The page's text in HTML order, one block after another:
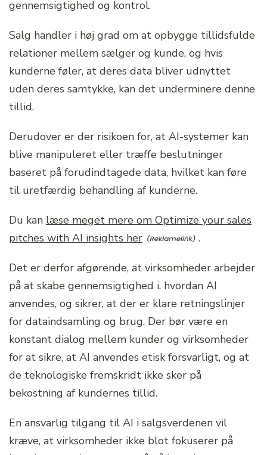
gennemsigtighed og kontrol.
Salg handler i høj grad om at opbygge tillidsfulde
relationer mellem sælger og kunde, og hvis
kunderne føler, at deres data bliver udnyttet
uden deres samtykke, kan det underminere denne
tillid.
Derudover er der risikoen for, at AI-systemer kan
blive manipuleret eller træffe beslutninger
baseret på forudindtagede data, hvilket kan føre
til uretfærdig behandling af kunderne.
Du kan læse meget mere om Optimize your sales
pitches with AI insights her
.
Det er derfor afgørende, at virksomheder arbejder
på at skabe gennemsigtighed i, hvordan AI
anvendes, og sikrer, at der er klare retningslinjer
for dataindsamling og brug. Der bør være en
konstant dialog mellem kunder og virksomheder
for at sikre, at AI anvendes etisk forsvarligt, og at
de teknologiske fremskridt ikke sker på
bekostning af kundernes tillid.
En ansvarlig tilgang til AI i salgsverdenen vil
kræve, at virksomheder ikke blot fokuserer på